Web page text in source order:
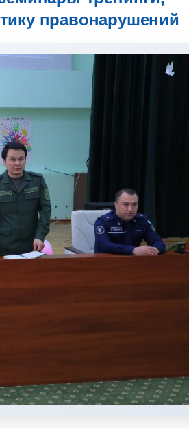
правонарушений